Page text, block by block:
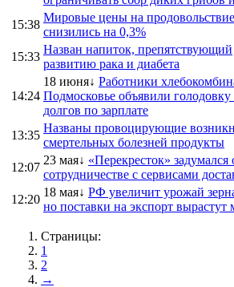
15:38
Мировые цены на
снизились на 0,3%
15:33
Назван напиток, препятствующий
развитию рака и диабета
14:24
18 июня↓ Работники
Подмосковье объявили голодовку
долгов по зарплате
13:35
Названы провоцирующие
смертельных болезней продукты
12:07
23 мая↓ «Перекресток» задумался
сотрудничестве с сервисами
12:20
18 мая↓ РФ увеличит урожай
но поставки на экспорт вырастут
Страницы:
1
2
→